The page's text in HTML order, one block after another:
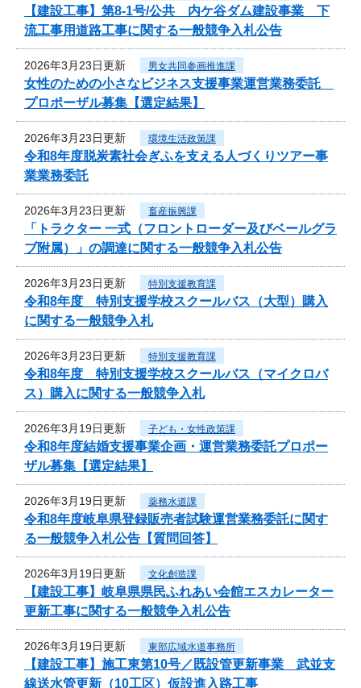
【建設工事】第8-1号/公共 内ケ谷ダム建設事業 下
流工事用道路工事に関する一般競争入札公告
2026年3月23日更新 男女共同参画推進課
女性のための小さなビジネス支援事業運営業務委託
プロポーザル募集【選定結果】
2026年3月23日更新 環境生活政策課
令和8年度脱炭素社会ぎふを支える人づくりツアー事
業業務委託
2026年3月23日更新 畜産振興課
「トラクター 一式（フロントローダー及びベールグラ
ブ附属）」の調達に関する一般競争入札公告
2026年3月23日更新 特別支援教育課
令和8年度 特別支援学校スクールバス（大型）購入
に関する一般競争入札
2026年3月23日更新 特別支援教育課
令和8年度 特別支援学校スクールバス（マイクロバ
ス）購入に関する一般競争入札
2026年3月19日更新 子ども・女性政策課
令和8年度結婚支援事業企画・運営業務委託プロポー
ザル募集【選定結果】
2026年3月19日更新 薬務水道課
令和8年度岐阜県登録販売者試験運営業務委託に関す
る一般競争入札公告【質問回答】
2026年3月19日更新 文化創造課
【建設工事】岐阜県県民ふれあい会館エスカレーター
更新工事に関する一般競争入札公告
2026年3月19日更新 東部広域水道事務所
【建設工事】施工東第10号／既設管更新事業 武並支
線送水管更新（10工区）仮設進入路工事